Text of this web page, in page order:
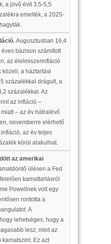
a jövő évit 3,5-5,5
emelték, a 2025-
Augusztusban 16,4
bázison számított
az élelmiszerinfláció
közeli, a háztartási
százalékkal drágult, a
százalékkal. Az
az infláció –
– az év hátralévő
novemberre elérhető
az év teljes
körül alakulhat.
az amerikai
ülésen a Fed
kamattartásról
Powellnek volt egy
rontotta a
A
lehetséges, hogy a
lesz, mint az
Ez azt